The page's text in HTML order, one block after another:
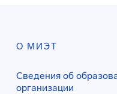
О МИЭТ
Сведения об
организации